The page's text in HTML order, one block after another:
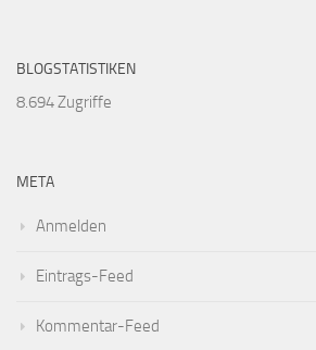
BLOGSTATISTIKEN
8.694 Zugriffe
META
Anmelden
Eintrags-Feed
Kommentar-Feed